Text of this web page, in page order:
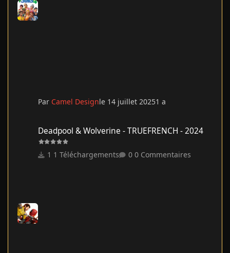
Par Camel Designle 14 juillet 20251 a
Deadpool & Wolverine - TRUEFRENCH - 2024
1 Téléchargements 0 Commentaires